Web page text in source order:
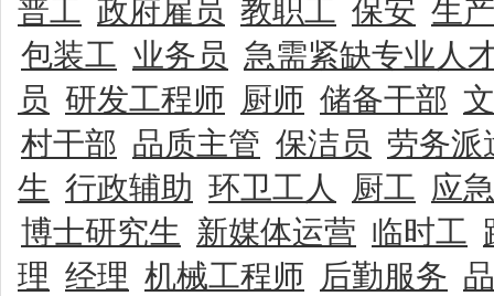
普工 政府雇员 教职工 保安 生
包装工 业务员 急需紧缺专业人
员 研发工程师 厨师 储备干部
村干部 品质主管 保洁员 劳务派
生 行政辅助 环卫工人 厨工 应
博士研究生 新媒体运营 临时工
理 经理 机械工程师 后勤服务